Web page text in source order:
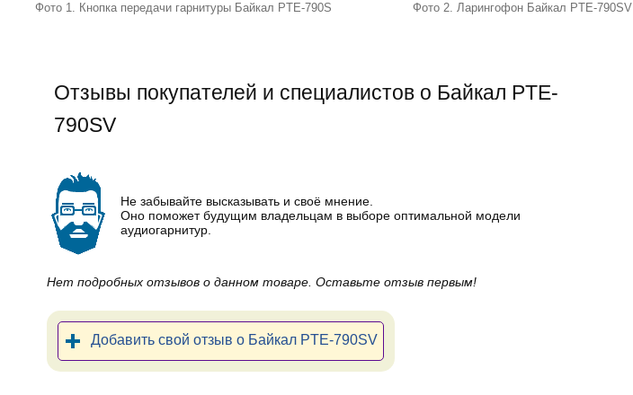
Фото 1. Кнопка передачи гарнитуры Байкал PTE-790S Фото 2. Ларингофон Байкал PTE-790SV
Отзывы покупателей и специалистов о Байкал PTE-
790SV
Не забывайте высказывать и своё мнение.
Оно поможет будущим владельцам в выборе оптимальной модели
аудиогарнитур.
Нет подробных отзывов о данном товаре. Оставьте отзыв первым!
Добавить свой отзыв о Байкал PTE-790SV